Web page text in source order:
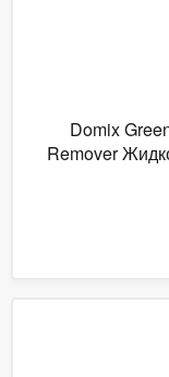
Domix
Remover